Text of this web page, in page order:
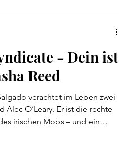
- Dein ist
Reed
verachtet im Leben zwei
Alec O’Leary. Er ist die rechte
irischen Mobs – und ein